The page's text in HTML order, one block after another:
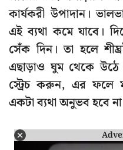
কার্যকরী উপাদান।
এই ব্যথা কমে যাবে।
সেঁক দিন। তা হলে
এছাড়াও ঘুম থেকে উঠে
স্ট্রেচ করুন, এর ফলে
একটা ব্যথা অনুভব হবে